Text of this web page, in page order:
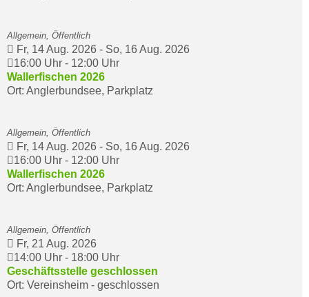
Allgemein, Öffentlich
Fr, 14 Aug. 2026 - So, 16 Aug. 2026
16:00 Uhr - 12:00 Uhr
Wallerfischen 2026
Ort: Anglerbundsee, Parkplatz
Allgemein, Öffentlich
Fr, 14 Aug. 2026 - So, 16 Aug. 2026
16:00 Uhr - 12:00 Uhr
Wallerfischen 2026
Ort: Anglerbundsee, Parkplatz
Allgemein, Öffentlich
Fr, 21 Aug. 2026
14:00 Uhr - 18:00 Uhr
Geschäftsstelle geschlossen
Ort: Vereinsheim - geschlossen